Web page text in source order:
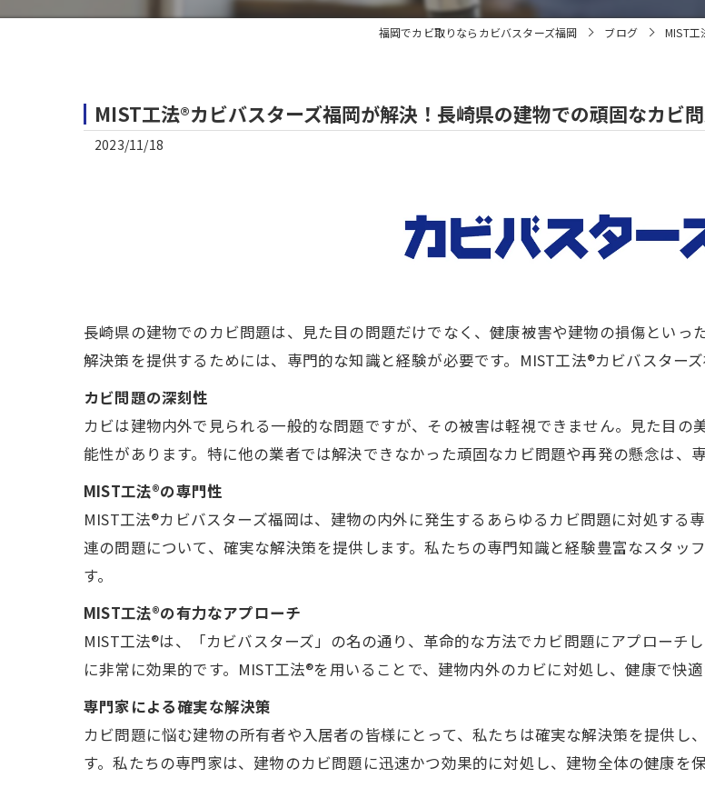
福岡でカビ取りならカビバスターズ福岡 ブログ MIST
MIST工法®カビバスターズ福岡が解決！長崎県の建物での頑固なカビ
2023/11/18
長崎県の建物でのカビ問題は、見た目の問題だけでなく、健康被害や建物の損傷とい
解決策を提供するためには、専門的な知識と経験が必要です。MIST工法®カビバスター
カビ問題の深刻性
カビは建物内外で見られる一般的な問題ですが、その被害は軽視できません。見た目
能性があります。特に他の業者では解決できなかった頑固なカビ問題や再発の懸念は、
MIST工法®の専門性
MIST工法®カビバスターズ福岡は、建物の内外に発生するあらゆるカビ問題に対処する
連の問題について、確実な解決策を提供します。私たちの専門知識と経験豊富なスタッ
す。
MIST工法®の有力なアプローチ
MIST工法®は、「カビバスターズ」の名の通り、革命的な方法でカビ問題にアプローチ
に非常に効果的です。MIST工法®を用いることで、建物内外のカビに対処し、健康で快適
専門家による確実な解決策
カビ問題に悩む建物の所有者や入居者の皆様にとって、私たちは確実な解決策を提供
す。私たちの専門家は、建物のカビ問題に迅速かつ効果的に対処し、建物全体の健康を保